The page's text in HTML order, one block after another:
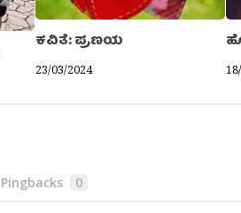
ಕವಿತೆ: ಪ್ರಣಯ
23/03/2024
Pingbacks 0